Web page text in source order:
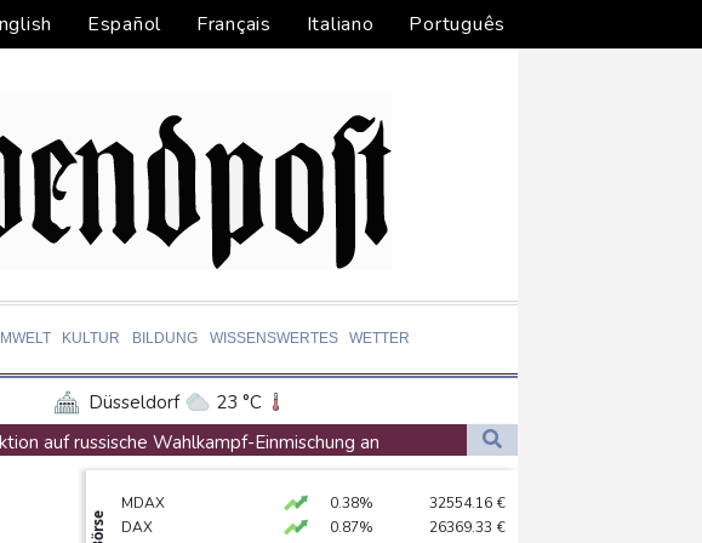
Español Français Italiano Português
KULTUR BILDUNG WISSENSWERTES WETTER
Düsseldorf
23 °C
23 °C Dortmund
20 °C
Bremen
Wien
auf russische Wahlkampf-Einmischung an
Börse
MDAX 0.38% 32554.16 €
DAX
0.87% 26369.33 €